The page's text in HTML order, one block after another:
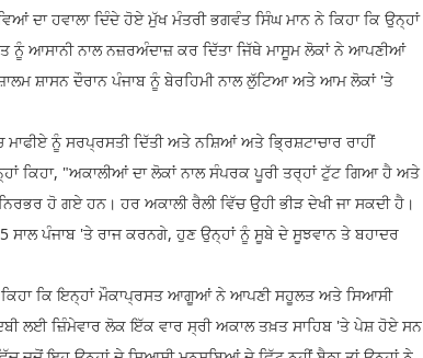
ਦਾ ਹਵਾਲਾ ਦਿੰਦੇ ਹੋਏ ਮੁੱਖ ਮੰਤਰੀ ਭਗਵੰਤ ਸਿੰਘ ਮਾਨ ਨੇ ਕਿਹਾ ਕਿ ਉਨ੍ਹਾਂ
ਨੂੰ ਆਸਾਨੀ ਨਾਲ ਨਜ਼ਰਅੰਦਾਜ਼ ਕਰ ਦਿੱਤਾ ਜਿੱਥੇ ਮਾਸੂਮ ਲੋਕਾਂ ਨੇ ਆਪਣੀਆਂ
ਸ਼ਾਸਨ ਦੌਰਾਨ ਪੰਜਾਬ ਨੂੰ ਬੇਰਹਿਮੀ ਨਾਲ ਲੁੱਟਿਆ ਅਤੇ ਆਮ ਲੋਕਾਂ 'ਤੇ
ਨੂੰ ਸਰਪ੍ਰਸਤੀ ਦਿੱਤੀ ਅਤੇ ਨਸ਼ਿਆਂ ਅਤੇ ਭ੍ਰਿਸ਼ਟਾਚਾਰ ਰਾਹੀਂ
ਕਿਹਾ, "ਅਕਾਲੀਆਂ ਦਾ ਲੋਕਾਂ ਨਾਲ ਸੰਪਰਕ ਪੂਰੀ ਤਰ੍ਹਾਂ ਟੁੱਟ ਗਿਆ ਹੈ ਅਤੇ
ਹੋ ਗਏ ਹਨ। ਹਰ ਅਕਾਲੀ ਰੈਲੀ ਵਿੱਚ ਉਹੀ ਭੀੜ ਦੇਖੀ ਜਾ ਸਕਦੀ ਹੈ।
ਪੰਜਾਬ 'ਤੇ ਰਾਜ ਕਰਨਗੇ, ਹੁਣ ਉਨ੍ਹਾਂ ਨੂੰ ਸੂਬੇ ਦੇ ਸੂਝਵਾਨ ਤੇ ਬਹਾਦਰ
ਕਿਹਾ ਕਿ ਇਨ੍ਹਾਂ ਮੌਕਾਪ੍ਰਸਤ ਆਗੂਆਂ ਨੇ ਆਪਣੀ ਸਹੂਲਤ ਅਤੇ ਸਿਆਸੀ
ਲਈ ਜ਼ਿੰਮੇਵਾਰ ਲੋਕ ਇੱਕ ਵਾਰ ਸ੍ਰੀ ਅਕਾਲ ਤਖ਼ਤ ਸਾਹਿਬ 'ਤੇ ਪੇਸ਼ ਹੋਏ ਸਨ